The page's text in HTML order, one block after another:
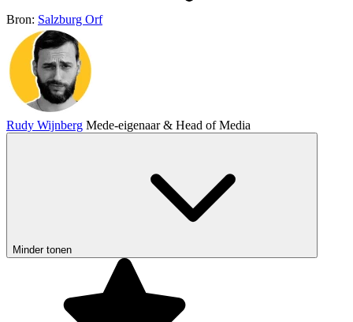
Bron: Salzburg Orf
Rudy Wijnberg Mede-eigenaar & Head of Media
Minder tonen